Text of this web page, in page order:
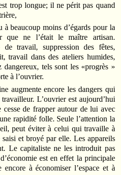
trop longue; il ne périt pas quand
à beaucoup moins d’égards pour la
que ne l’était le maître artisan.
travail, suppression des fêtes,
travail dans des ateliers humides,
tels sont les «progrès »
à l’ouvrier.
augmente encore les dangers qui
L’ouvrier est aujourd’hui
de frapper autour de lui avec
rapidité folle. Seule l’attention la
peut éviter à celui qui travaille à
saisi et broyé par elle. Les appareils
Le capitaliste ne les introduit pas
est en effet la principale
à économiser l’espace et à